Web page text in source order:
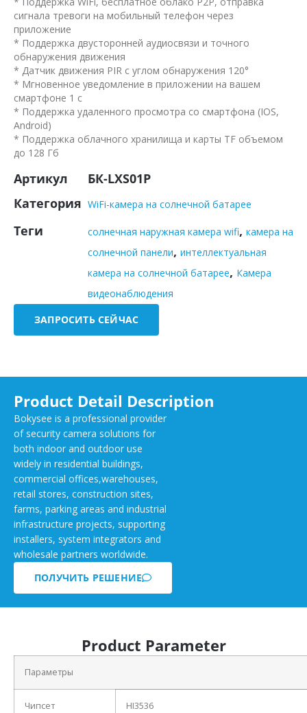
сигнала тревоги на мобильный телефон через
приложение
* Поддержка двусторонней аудиосвязи и точного
обнаружения движения
* Датчик движения PIR с углом обнаружения 120°
* Мгновенное уведомление в приложении на вашем
смартфоне 1 с
* Поддержка удаленного просмотра со смартфона (IOS,
Android)
* Поддержка облачного хранилища и карты TF объемом
до 128 Гб
Артикул
БК-LXS01P
Категория WiFi-камера на солнечной батарее
Теги солнечная наружная камера wifi, камера на
солнечной панели, интеллектуальная
камера на солнечной батарее, Камера
видеонаблюдения
ЗАПРОСИТЬ СЕЙЧАС
Product Detail Description
Bokysee is a professional provider
of security camera solutions for
both indoor and outdoor use
widely in residential buildings,
commercial offices,warehouses,
retail stores, construction sites,
farms, parking areas and industrial
infrastructure projects, supporting
installers, system integrators and
wholesale partners worldwide.
ПОЛУЧИТЬ РЕШЕНИЕ
Product Parameter
Параметры
Чипсет HI3536